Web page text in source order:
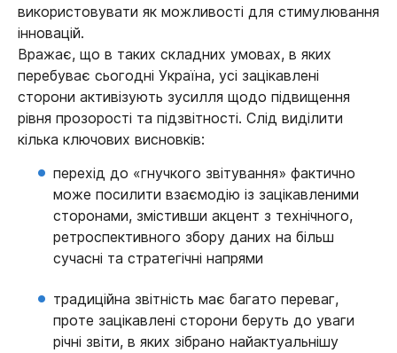
використовувати як можливості для стимулювання
інновацій.
Вражає, що в таких складних умовах, в яких
перебуває сьогодні Україна, усі зацікавлені
сторони активізують зусилля щодо підвищення
рівня прозорості та підзвітності. Слід виділити
кілька ключових висновків:
перехід до «гнучкого звітування» фактично
може посилити взаємодію із зацікавленими
сторонами, змістивши акцент з технічного,
ретроспективного збору даних на більш
сучасні та стратегічні напрями
традиційна звітність має багато переваг,
проте зацікавлені сторони беруть до уваги
річні звіти, в яких зібрано найактуальнішу